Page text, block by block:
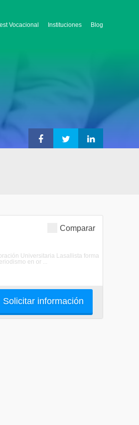
Vocacional Instituciones Blog
Comparar
Universitaria Lasallista forma
en or ...
Solicitar información